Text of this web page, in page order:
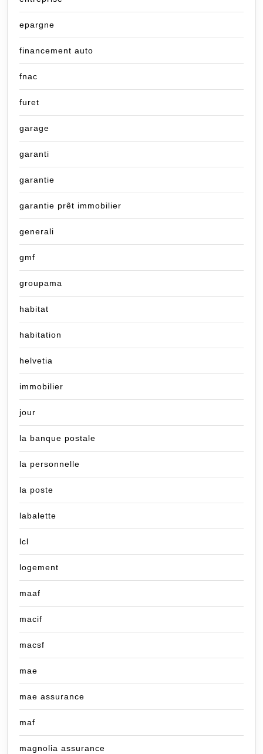
epargne
financement auto
fnac
furet
garage
garanti
garantie
garantie prêt immobilier
generali
gmf
groupama
habitat
habitation
helvetia
immobilier
jour
la banque postale
la personnelle
la poste
labalette
lcl
logement
maaf
macif
macsf
mae
mae assurance
maf
magnolia assurance